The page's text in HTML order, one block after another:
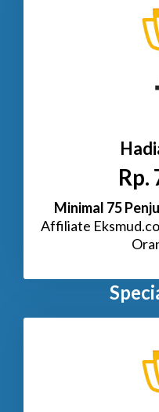
Rp.
Minimal 75
Affiliate